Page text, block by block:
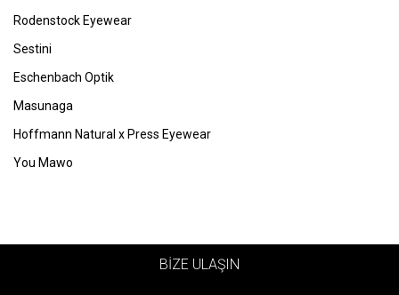
Rodenstock Eyewear
Sestini
Eschenbach Optik
Masunaga
Hoffmann Natural x Press Eyewear
You Mawo
BİZE ULAŞIN